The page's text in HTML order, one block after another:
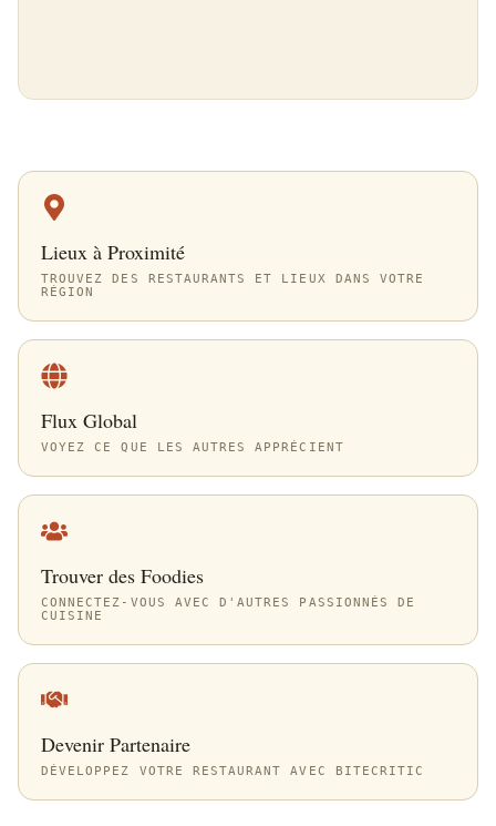
Lieux à Proximité
TROUVEZ DES RESTAURANTS ET LIEUX DANS VOTRE
RÉGION
Flux Global
VOYEZ CE QUE LES AUTRES APPRÉCIENT
Trouver des Foodies
CONNECTEZ-VOUS AVEC D'AUTRES PASSIONNÉS DE
CUISINE
Devenir Partenaire
DÉVELOPPEZ VOTRE RESTAURANT AVEC BITECRITIC